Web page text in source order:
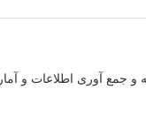
جمع آوری اطلاعات و آمار